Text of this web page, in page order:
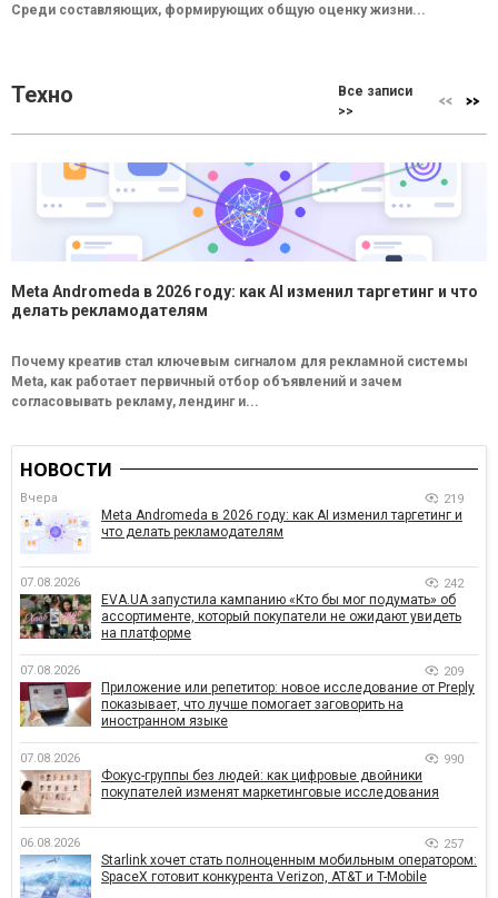
Среди составляющих, формирующих общую оценку жизни...
Техно
Все записи
>>
Meta Andromeda в 2026 году: как AI изменил таргетинг и что
делать рекламодателям
Почему креатив стал ключевым сигналом для рекламной системы
Meta, как работает первичный отбор объявлений и зачем
согласовывать рекламу, лендинг и...
НОВОСТИ
Вчера 219
Meta Andromeda в 2026 году: как AI изменил таргетинг и
что делать рекламодателям
07.08.2026 242
EVA.UA запустила кампанию «Кто бы мог подумать» об
ассортименте, который покупатели не ожидают увидеть
на платформе
07.08.2026 209
Приложение или репетитор: новое исследование от Preply
показывает, что лучше помогает заговорить на
иностранном языке
07.08.2026 990
Фокус-группы без людей: как цифровые двойники
покупателей изменят маркетинговые исследования
06.08.2026 257
Starlink хочет стать полноценным мобильным оператором:
SpaceX готовит конкурента Verizon, AT&T и T-Mobile